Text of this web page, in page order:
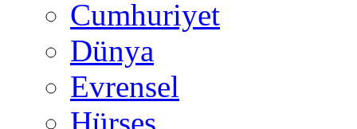
Cumhuriyet
Dünya
Evrensel